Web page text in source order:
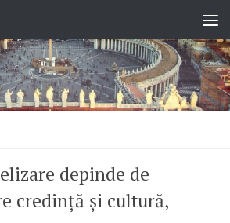
depinde de
credinţă şi cultură,